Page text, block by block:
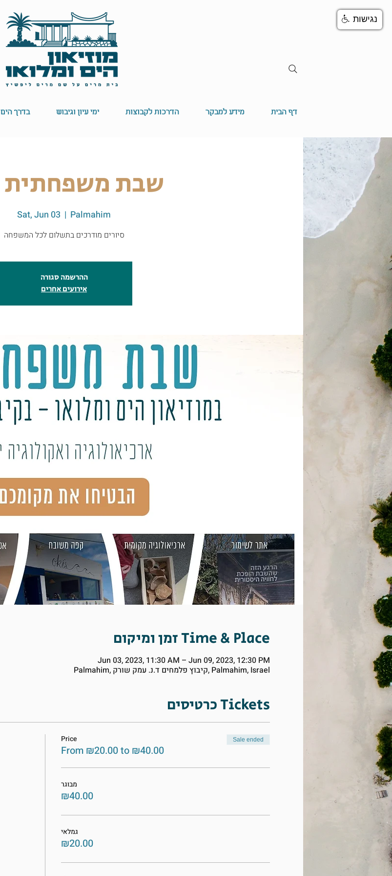
דף הבית מידע למבקר הדרכות לקבוצות ימי עיון וגיבוש בדרך הים
שבת משפחתית 3.6
Sat, Jun 03
  |
Palmahim
ההרשמה סגורה
אירועים אחרים
זמן ומיקום Time & Place
Jun 03, 2023, 11:30 AM – Jun 09, 2023, 12:30 PM
Palmahim, קיבוץ פלמחים ד.נ. עמק שורק, Palmahim, Israel
כרטיסים Tickets
Price
From ₪20.00 to ₪40.00
Sale ended
מבוגר
₪40.00
גמלאי
₪20.00
נגישות